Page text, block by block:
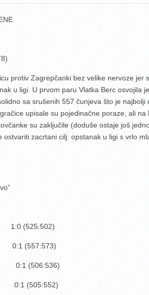
protiv Zagrepčanki bez velike nervoze jer
u ligi. U prvom paru Vlatka Berc osvojila
sa srušenih 557 čunjeva što je najbolji
upisale su pojedinačne poraze, ali na
su zaključile (doduše ostaje još
zacrtani cilj: opstanak u ligi s vrlo
1:0 (525:502)
(557:573)
0:1 (506:536)
(505:552)